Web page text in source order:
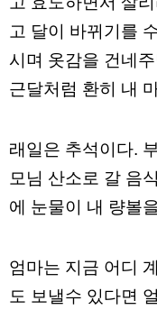
DOMCLUB.top
규
제
북
토
대
출
파
고 달이 바뀌기를
시며 옷감을 건네
근달처럼 환히 내
래일은 추석이다.
모님 산소로 갈 음
에 눈물이 내 량볼
엄마는 지금 어디
도 보낼수 있다면